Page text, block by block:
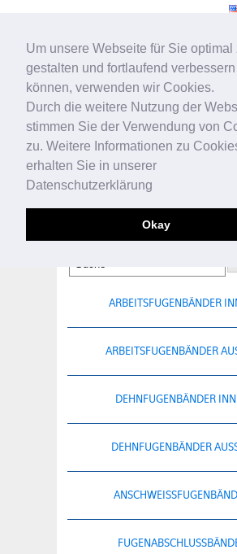
Um unsere Webseite für Sie optimal
gestalten und fortlaufend verbessern
können, verwenden wir Cookies.
Durch die weitere Nutzung der
stimmen Sie der Verwendung von
zu. Weitere Informationen zu
erhalten Sie in unserer
Datenschutzerklärung
Okay
FUGENBÄNDER
UNTERNEHMEN
FUGENBÄNDER
KONTAKT
KLEMMFUGENBÄNDER
ARBEITSFUGENBÄNDER
ARBEITSFUGENBÄNDER
DEHNFUGENBÄNDER
DEHNFUGENBÄNDER